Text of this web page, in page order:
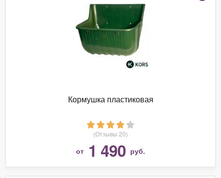
Кормушка пластиковая
(Отзывы 20)
от 1 490 руб.